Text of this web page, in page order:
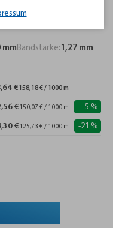
mm Bandstärke: 1,27 mm
€158,18 € / 1000 m
€ -5 %
150,07 € / 1000 m
€ -21 %
125,73 € / 1000 m